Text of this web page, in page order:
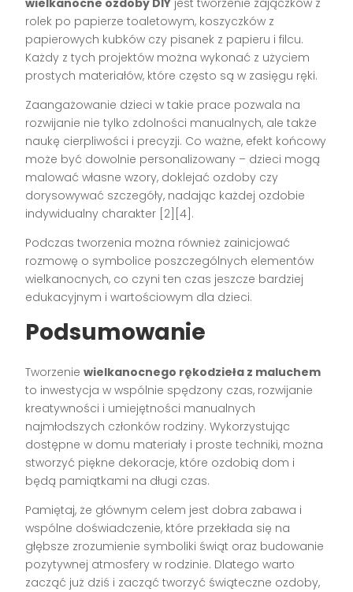
wielkanocne ozdoby DIY jest tworzenie zajączków z
rolek po papierze toaletowym, koszyczków z
papierowych kubków czy pisanek z papieru i filcu.
Każdy z tych projektów można wykonać z użyciem
prostych materiałów, które często są w zasięgu ręki.
Zaangażowanie dzieci w takie prace pozwala na
rozwijanie nie tylko zdolności manualnych, ale także
naukę cierpliwości i precyzji. Co ważne, efekt końcowy
może być dowolnie personalizowany – dzieci mogą
malować własne wzory, doklejać ozdoby czy
dorysowywać szczegóły, nadając każdej ozdobie
indywidualny charakter [2][4].
Podczas tworzenia można również zainicjować
rozmowę o symbolice poszczególnych elementów
wielkanocnych, co czyni ten czas jeszcze bardziej
edukacyjnym i wartościowym dla dzieci.
Podsumowanie
Tworzeniewielkanocnego rękodzieła z maluchem
to inwestycja w wspólnie spędzony czas, rozwijanie
kreatywności i umiejętności manualnych
najmłodszych członków rodziny. Wykorzystując
dostępne w domu materiały i proste techniki, można
stworzyć piękne dekoracje, które ozdobią dom i
będą pamiątkami na długi czas.
Pamiętaj, że głównym celem jest dobra zabawa i
wspólne doświadczenie, które przekłada się na
głębsze zrozumienie symboliki świąt oraz budowanie
pozytywnej atmosfery w rodzinie. Dlatego warto
zacząć już dziś i zacząć tworzyć świąteczne ozdoby,